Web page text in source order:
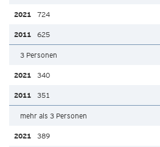
724
625
3 Personen
340
351
mehr als 3 Personen
389